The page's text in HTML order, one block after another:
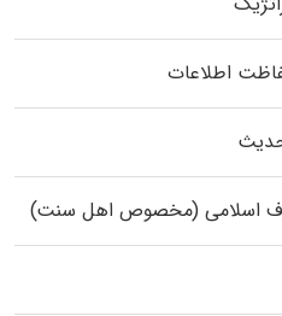
اطلاعات
اسلامی (مخصوص اهل سنت)